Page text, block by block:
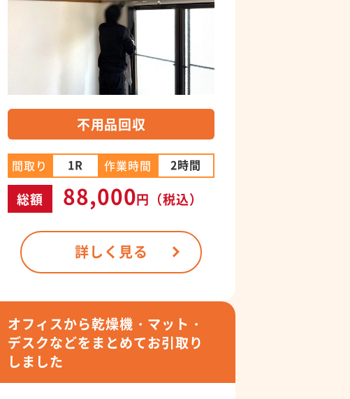
不用品回収
間取り 1R 作業時間 2時間
総額 88,000円 （税込）
詳しく見る
オフィスから乾燥機・マット・
デスクなどをまとめてお引取り
しました